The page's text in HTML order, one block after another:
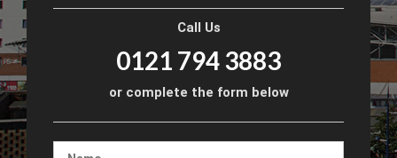
Call Us
0121 794 3883
or complete the form below